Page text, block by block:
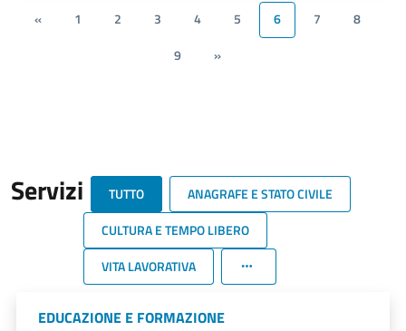
« 1 2 3 4 5 6 7
8
9
»
Servizi TUTTO
ANAGRAFE E STATO CIVILE
CULTURA E TEMPO LIBERO
VITA LAVORATIVA
EDUCAZIONE E FORMAZIONE